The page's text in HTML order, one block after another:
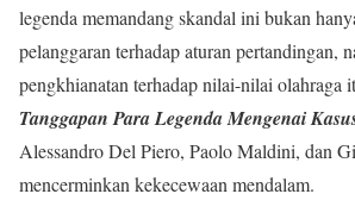
legenda memandang skandal ini bukan
pelanggaran terhadap aturan pertandingan,
pengkhianatan terhadap nilai-nilai olahraga
Tanggapan Para Legenda Mengenai
Alessandro Del Piero, Paolo Maldini, dan
mencerminkan kekecewaan mendalam.